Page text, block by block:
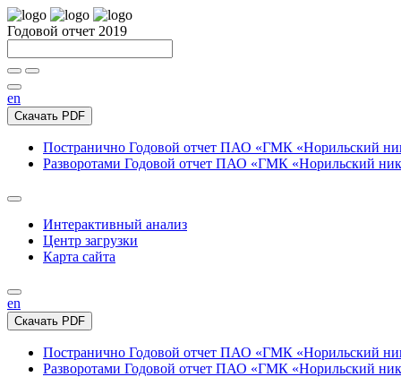
Годовой отчет 2019
en
Скачать PDF
Постранично Годовой отчет ПАО «ГМК «Норильский
Разворотами Годовой отчет ПАО «ГМК «Норильский
Интерактивный анализ
Центр загрузки
Карта сайта
en
Скачать PDF
Постранично Годовой отчет ПАО «ГМК «Норильский
Разворотами Годовой отчет ПАО «ГМК «Норильский